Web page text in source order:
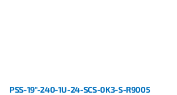
PSS-19"-240-1U-24-SCS-0K3-S-R9005